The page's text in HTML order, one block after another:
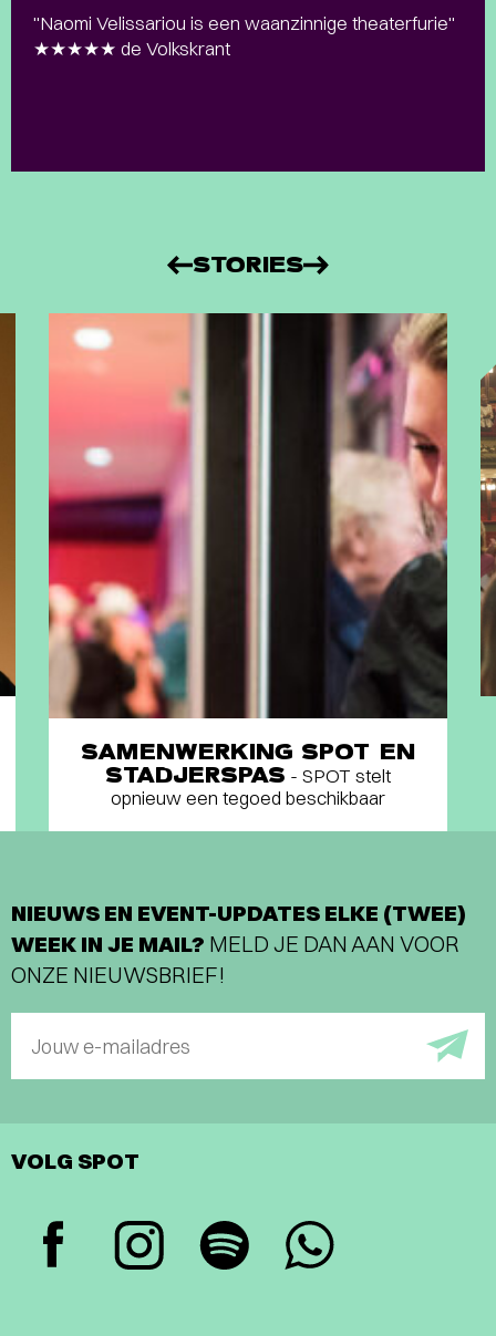
"Naomi Velissariou is een waanzinnige theaterfurie"
★★★★★ de Volkskrant
STORIES
SAMENWERKING SPOT EN
STADJERSPAS - SPOT stelt
opnieuw een tegoed beschikbaar
NIEUWS EN EVENT-UPDATES ELKE (TWEE)
WEEK IN JE MAIL? MELD JE DAN AAN VOOR
ONZE NIEUWSBRIEF!
Jouw e-mailadres
VOLG SPOT